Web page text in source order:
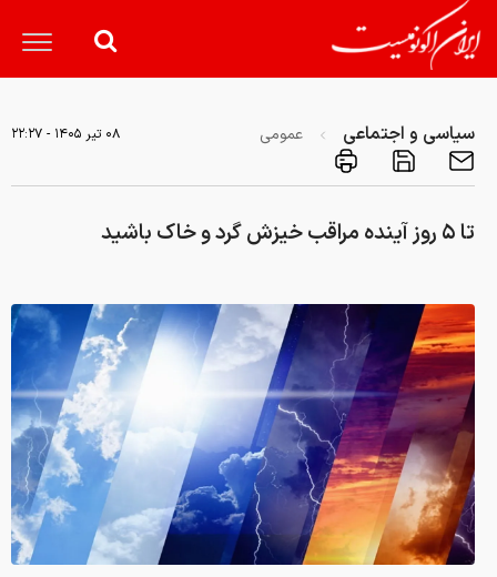
سیاسی و اجتماعی عمومی ۰۸ تير ۱۴۰۵ - ۲۲:۲۷
تا ۵ روز آینده مراقب خیزش گرد و خاک باشید